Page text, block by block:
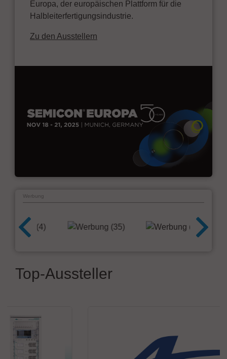
Europa, der europäischen Plattform für die
Halbleiterfertigungsindustrie.
Zu den Ausstellern
Werbung
Top-Aussteller